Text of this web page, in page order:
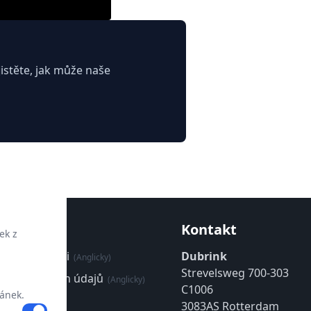
jak může naše
(Anglicky)
osobních údajů (Anglicky)
(Anglicky)
Kontakt
Dubrink
Strevelsweg 700-303
C1006
3083AS Rotterdam
z